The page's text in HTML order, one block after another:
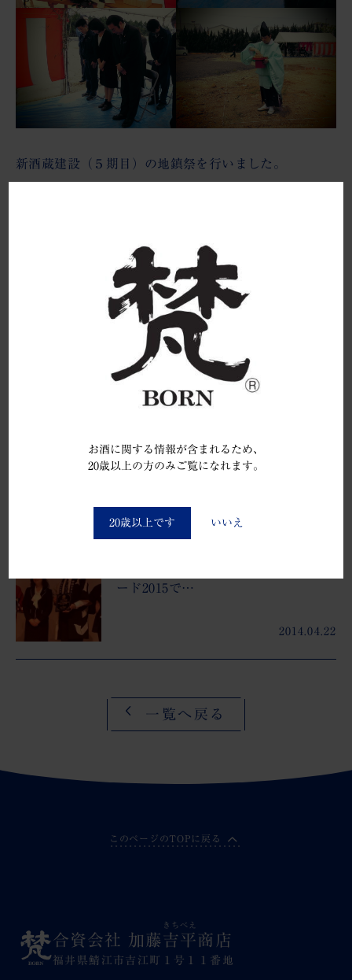
お酒に関する情報が含まれるため、
20歳以上の方のみご覧になれます。
20歳以上です いいえ
新酒蔵建設（５期目）の地鎮祭を行いました。
りました。次代につながる、さらなる高品質の日本酒
を造り出すための、夢の新酒蔵の建設です。鍬入れに
も緊張致しました。
平成26年度、新米新酒の酒造りが始
ード2015で…
2014.04.22
一覧へ戻る
このページのTOPに戻る
合資会社 加藤 吉平
きちべえ
商店
福井県鯖江市吉江町１号１１番地